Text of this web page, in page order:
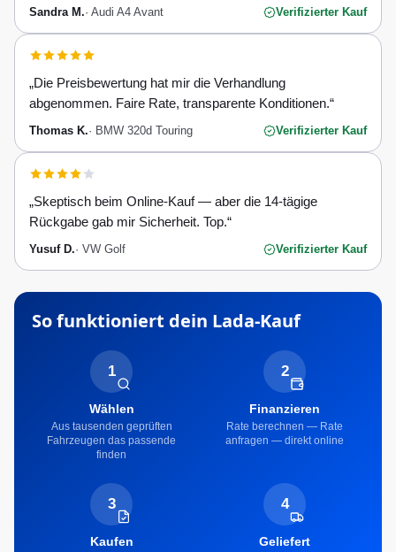
Sandra M.· Audi A4 Avant Verifizierter Kauf
„Die Preisbewertung hat mir die Verhandlung
abgenommen. Faire Rate, transparente Konditionen.“
Thomas K.· BMW 320d Touring Verifizierter Kauf
„Skeptisch beim Online-Kauf — aber die 14-tägige
Rückgabe gab mir Sicherheit. Top.“
Yusuf D.· VW Golf Verifizierter Kauf
So funktioniert dein Lada-Kauf
1
Wählen
Aus tausenden geprüften
Fahrzeugen das passende
finden
2
Finanzieren
Rate berechnen — Rate
anfragen — direkt online
3
Kaufen
4
Geliefert